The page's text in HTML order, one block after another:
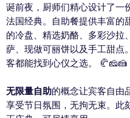
诞前夜，厨师们精心设计了一
法国经典。自助餐提供丰富的
的冷盘、精选奶酪、多彩沙拉
萨、现做可丽饼以及手工甜点
客都能找到心仪之选。 🥐🧀🍰
无限量自助的概念让宾客自由
享受节日氛围，无拘无束。此